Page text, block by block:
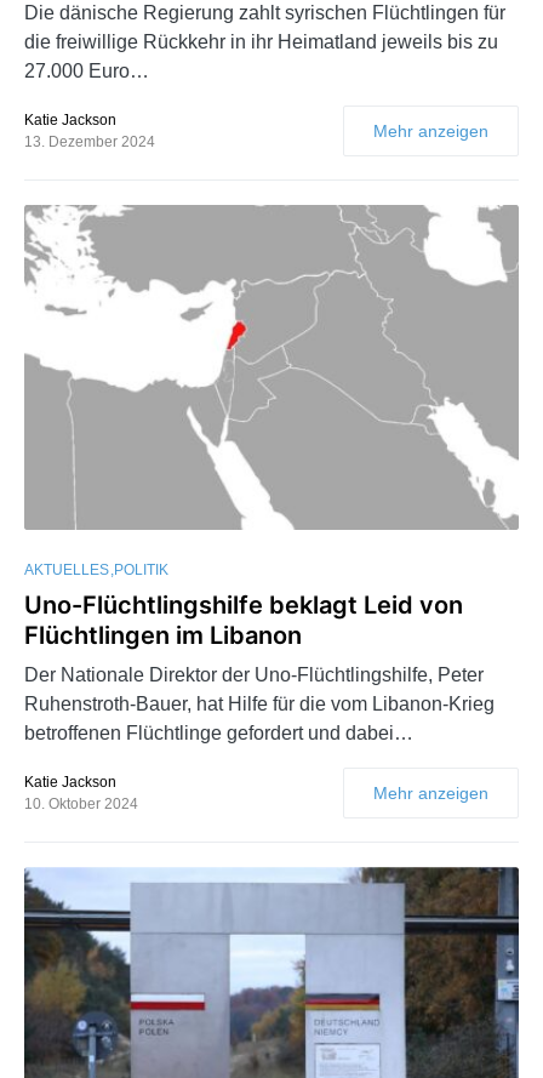
Die dänische Regierung zahlt syrischen Flüchtlingen für
die freiwillige Rückkehr in ihr Heimatland jeweils bis zu
27.000 Euro…
Katie Jackson
13. Dezember 2024
Mehr anzeigen
AKTUELLES POLITIK
Uno-Flüchtlingshilfe beklagt Leid von
Flüchtlingen im Libanon
Der Nationale Direktor der Uno-Flüchtlingshilfe, Peter
Ruhenstroth-Bauer, hat Hilfe für die vom Libanon-Krieg
betroffenen Flüchtlinge gefordert und dabei…
Katie Jackson
10. Oktober 2024
Mehr anzeigen